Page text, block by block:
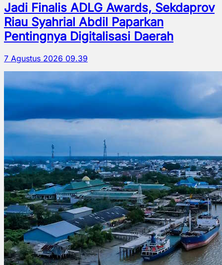
Jadi Finalis ADLG Awards, Sekdaprov
Riau Syahrial Abdil Paparkan
Pentingnya Digitalisasi Daerah
7 Agustus 2026 09.39